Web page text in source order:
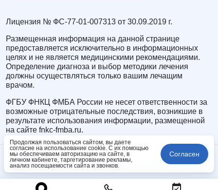
Лицензия № ФС-77-01-007313 от 30.09.2019 г.
Размещенная информация на данной странице
предоставляется исключительно в информационных
целях и не является медицинскими рекомендациями.
Определение диагноза и выбор методики лечения
должны осуществляться только вашим лечащим
врачом.
ФГБУ ФНКЦ ФМБА России не несет ответственности за
возможные отрицательные последствия, возникшие в
результате использования информации, размещенной
на сайте fnkc-fmba.ru.
Продолжая пользоваться сайтом, вы даете
согласие на использование cookie. С их помощью
мы обеспечиваем авторизацию на сайте, в
личном кабинете, таргетирование рекламы,
анализ посещаемости сайта и звонков.
Согласен